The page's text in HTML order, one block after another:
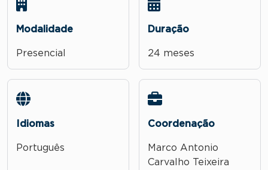
Modalidade
Presencial
Duração
24 meses
Idiomas
Português
Coordenação
Marco Antonio
Carvalho Teixeira